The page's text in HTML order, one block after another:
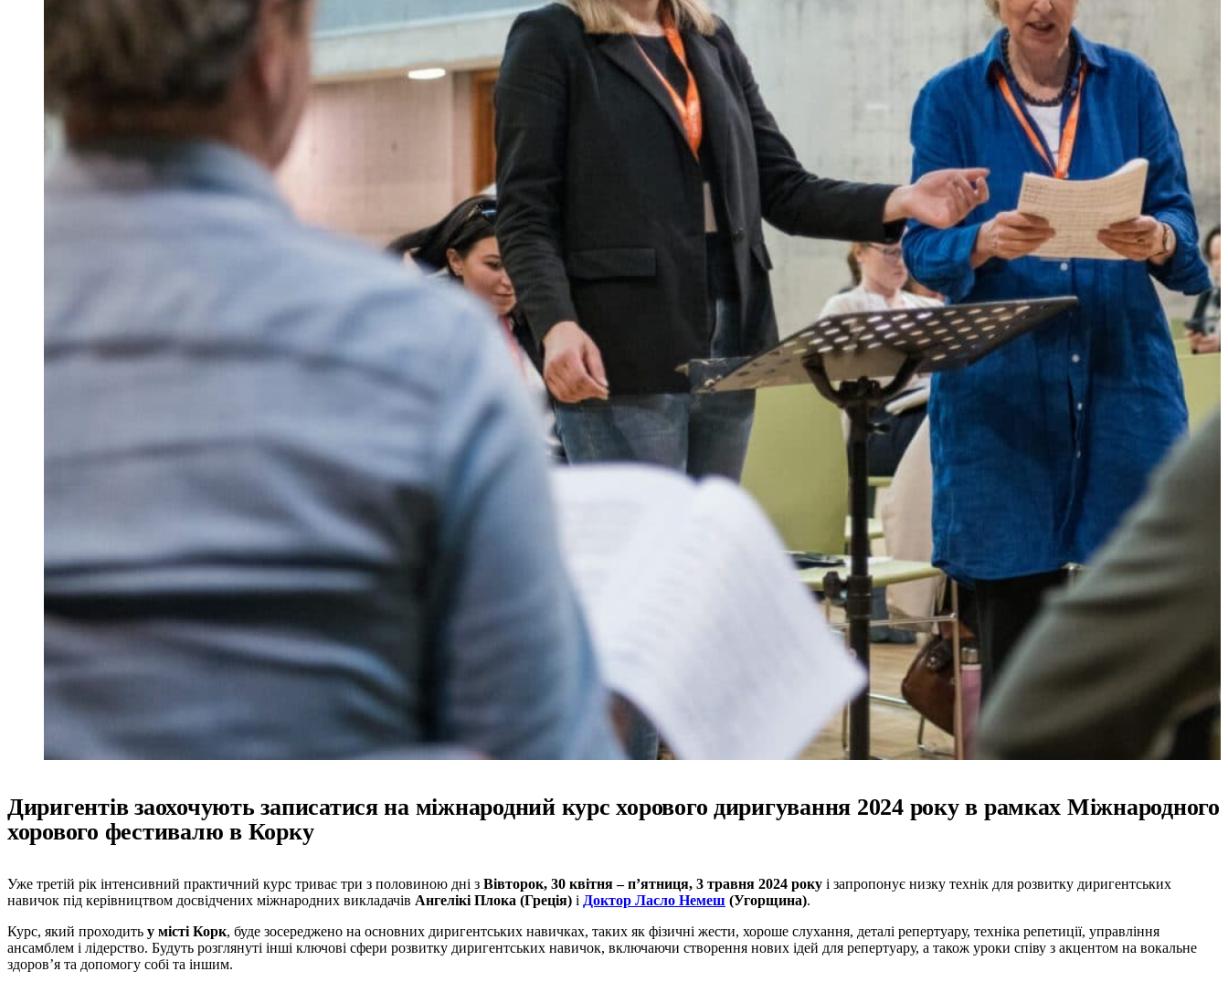
Диригентів заохочують записатися на міжнародний курс хорового диригування 2024 року в рамках Міжнародного
хорового фестивалю в Корку
Уже третій рік інтенсивний практичний курс триває три з половиною дні з Вівторок, 30 квітня – п’ятниця, 3 травня 2024 року і запропонує низку технік для розвитку диригентських
навичок під керівництвом досвідчених міжнародних викладачів Ангелікі Плока (Греція) і Доктор Ласло Немеш (Угорщина).
Курс, який проходить у місті Корк, буде зосереджено на основних диригентських навичках, таких як фізичні жести, хороше слухання, деталі репертуару, техніка репетиції, управління
ансамблем і лідерство. Будуть розглянуті інші ключові сфери розвитку диригентських навичок, включаючи створення нових ідей для репертуару, а також уроки співу з акцентом на вокальне
здоров’я та допомогу собі та іншим.